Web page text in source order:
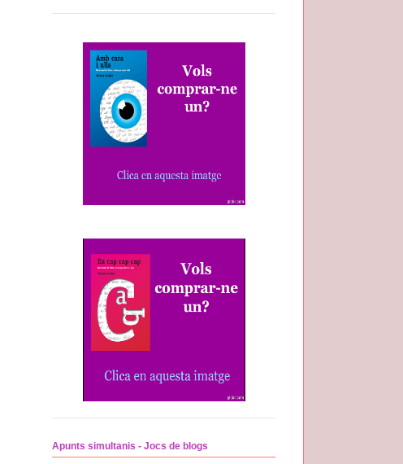
Apunts simultanis - Jocs de blogs